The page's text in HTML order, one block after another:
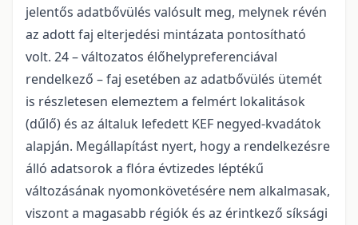
jelentős adatbővülés valósult meg, melynek révén
az adott faj elterjedési mintázata pontosítható
volt. 24 – változatos élőhelypreferenciával
rendelkező – faj esetében az adatbővülés ütemét
is részletesen elemeztem a felmért lokalitások
(dűlő) és az általuk lefedett KEF negyed-kvadátok
alapján. Megállapítást nyert, hogy a rendelkezésre
álló adatsorok a flóra évtizedes léptékű
változásának nyomonkövetésére nem alkalmasak,
viszont a magasabb régiók és az érintkező síksági